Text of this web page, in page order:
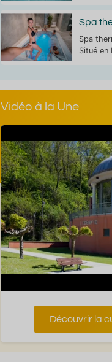
Spa
Spa
Situé en
Vidéo à la Une
Découvrir la